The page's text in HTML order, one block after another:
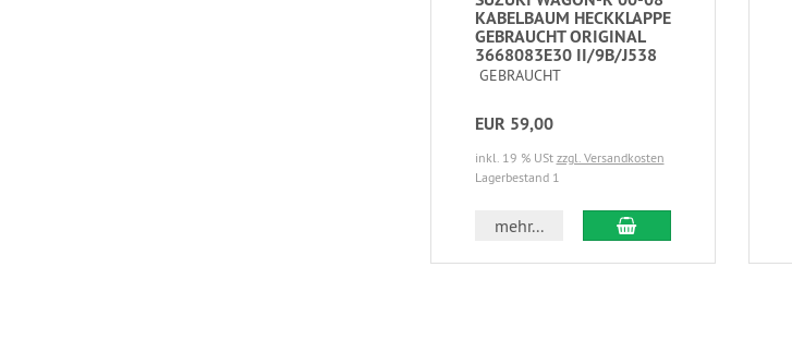
KABELBAUM HECKKLAPPE
GEBRAUCHT ORIGINAL
3668083E30 II/9B/J538
GEBRAUCHT
EUR 59,00
inkl. 19 % USt zzgl. Versandkosten
Lagerbestand 1
mehr...